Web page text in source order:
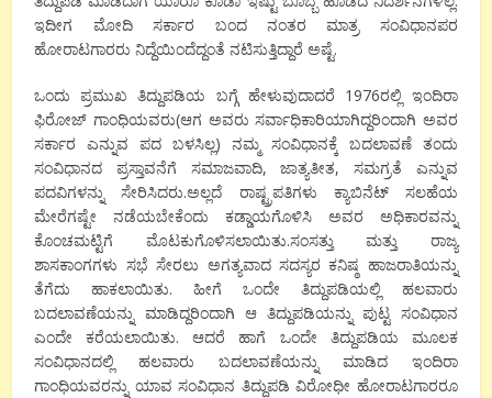
ಇದೀಗ ಮೋದಿ ಸರ್ಕಾರ ಬಂದ ನಂತರ ಮಾತ್ರ ಸಂವಿಧಾನಪರ
ಹೋರಾಟಗಾರರು ನಿದ್ದೆಯಿಂದೆದ್ದಂತೆ ನಟಿಸುತ್ತಿದ್ದಾರೆ ಅಷ್ಟೆ.
ಒಂದು ಪ್ರಮುಖ ತಿದ್ದುಪಡಿಯ ಬಗ್ಗೆ ಹೇಳುವುದಾದರೆ 1976ರಲ್ಲಿ ಇಂದಿರಾ
ಫಿರೋಜ್ ಗಾಂಧಿಯವರು(ಆಗ ಅವರು ಸರ್ವಾಧಿಕಾರಿಯಾಗಿದ್ದರಿಂದಾಗಿ ಅವರ
ಸರ್ಕಾರ ಎನ್ನುವ ಪದ ಬಳಸಿಲ್ಲ) ನಮ್ಮ ಸಂವಿಧಾನಕ್ಕೆ ಬದಲಾವಣೆ ತಂದು
ಸಂವಿಧಾನದ ಪ್ರಸ್ತಾವನೆಗೆ ಸಮಾಜವಾದಿ, ಜಾತ್ಯತೀತ, ಸಮಗ್ರತೆ ಎನ್ನುವ
ಪದವಿಗಳನ್ನು ಸೇರಿಸಿದರು.ಅಲ್ಲದೆ ರಾಷ್ಟ್ರಪತಿಗಳು ಕ್ಯಾಬಿನೆಟ್ ಸಲಹೆಯ
ಮೇರೆಗಷ್ಟೇ ನಡೆಯಬೇಕೆಂದು ಕಡ್ಡಾಯಗೊಳಿಸಿ ಅವರ ಅಧಿಕಾರವನ್ನು
ಕೊಂಚಮಟ್ಟಿಗೆ ಮೊಟಕುಗೊಳಿಸಲಾಯಿತು.ಸಂಸತ್ತು ಮತ್ತು ರಾಜ್ಯ
ಶಾಸಕಾಂಗಗಳು ಸಭೆ ಸೇರಲು ಅಗತ್ಯವಾದ ಸದಸ್ಯರ ಕನಿಷ್ಠ ಹಾಜರಾತಿಯನ್ನು
ತೆಗೆದು ಹಾಕಲಾಯಿತು. ಹೀಗೆ ಒಂದೇ ತಿದ್ದುಪಡಿಯಲ್ಲಿ ಹಲವಾರು
ಬದಲಾವಣೆಯನ್ನು ಮಾಡಿದ್ದರಿಂದಾಗಿ ಆ ತಿದ್ದುಪಡಿಯನ್ನು ಪುಟ್ಟ ಸಂವಿಧಾನ
ಎಂದೇ ಕರೆಯಲಾಯಿತು. ಆದರೆ ಹಾಗೆ ಒಂದೇ ತಿದ್ದುಪಡಿಯ ಮೂಲಕ
ಸಂವಿಧಾನದಲ್ಲಿ ಹಲವಾರು ಬದಲಾವಣೆಯನ್ನು ಮಾಡಿದ ಇಂದಿರಾ
ಗಾಂಧಿಯವರನ್ನು ಯಾವ ಸಂವಿಧಾನ ತಿದ್ದುಪಡಿ ವಿರೋಧೀ ಹೋರಾಟಗಾರರೂ